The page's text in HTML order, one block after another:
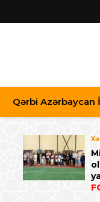
Qərbi Azərbaycan